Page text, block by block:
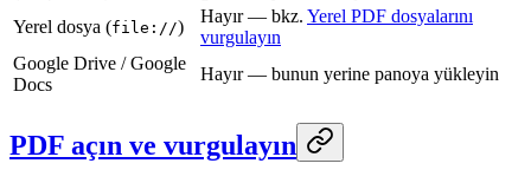
Yerel dosya (file://)
Hayır — bkz. Yerel PDF dosyalarını
vurgulayın
Google Drive / Google
Docs
Hayır — bunun yerine panoya yükleyin
PDF açın ve vurgulayın